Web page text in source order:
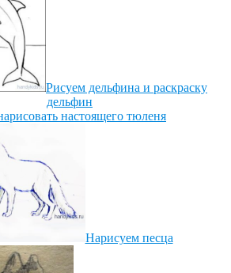
Рисуем дельфина и раскраску
дельфин
настоящего тюленя
Нарисуем песца